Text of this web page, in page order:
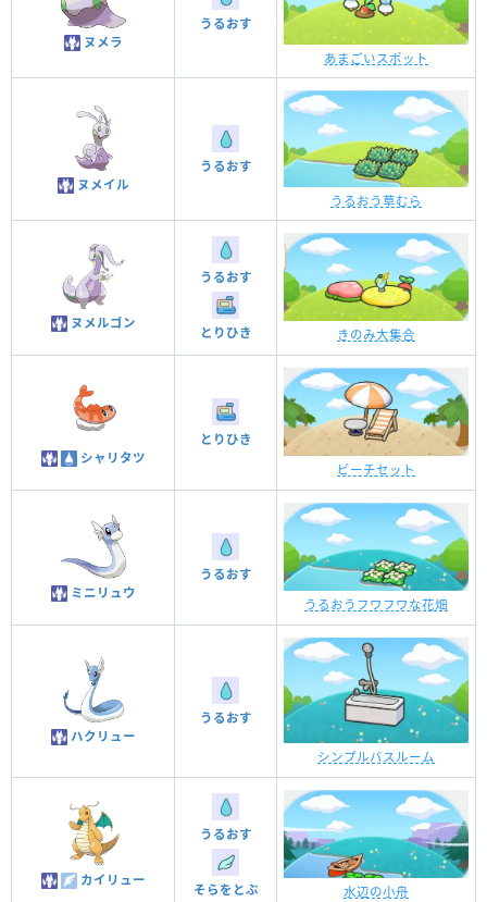
ヌメラ
うるおす
あまごいスポット
ヌメイル
うるおす
うるおう草むら
ヌメルゴン
うるおす
とりひき きのみ大集合
シャリタツ
とりひき
ビーチセット
ミニリュウ
うるおす
うるおうフワフワな花畑
ハクリュー
うるおす
シンプルバスルーム
カイリュー
うるおす
そらをとぶ 水辺の小舟